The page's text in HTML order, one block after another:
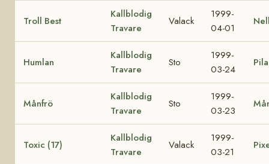
Troll Best
Kallblodig
Travare
Valack
1999-
04-01
Humlan
Kallblodig
Travare
Sto
1999-
03-24
Månfrö
Kallblodig
Travare
Sto
1999-
03-23
Toxic (17)
Kallblodig
Travare
Valack
1999-
03-21